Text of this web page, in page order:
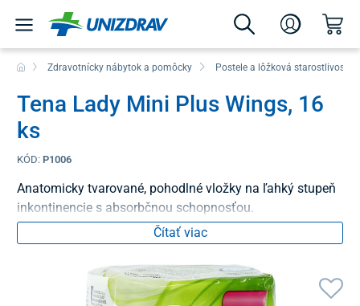
Zdravotnícky nábytok a pomôcky Postele a lôžková starostlivosť
Tena Lady Mini Plus Wings, 16
ks
KÓD: P1006
Anatomicky tvarované, pohodlné vložky na ľahký stupeň
inkontinencie s absorbčnou schopnosťou.
Čítať viac